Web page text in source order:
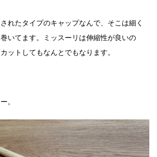
れたタイプのキャップなんで、そこは細く
いてます。ミッスーリは伸縮性が良いの
ットしてもなんとでもなります。
。